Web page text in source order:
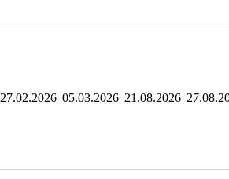
27.02.2026 05.03.2026 21.08.2026